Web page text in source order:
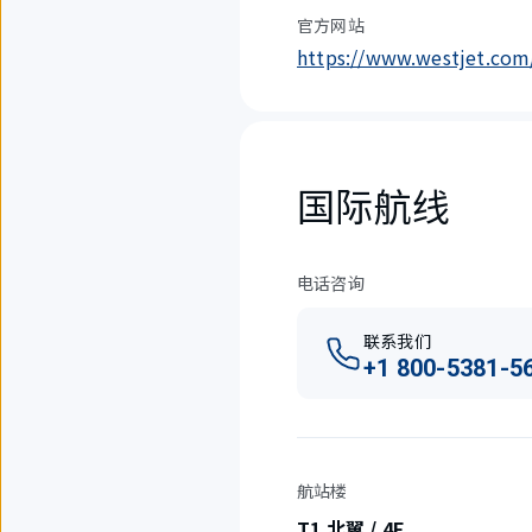
官方网站
https://
国际航线
电话咨询
联系我们
+1 800-5381-
航站楼